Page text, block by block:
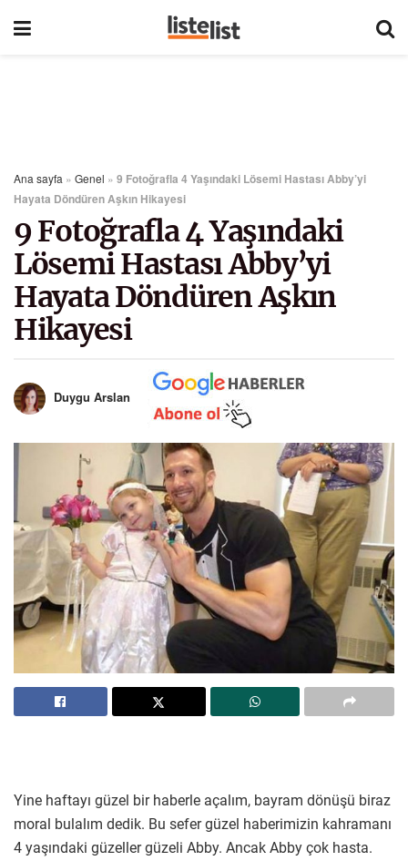
Ana sayfa » Genel » 9 Fotoğrafla 4 Yaşındaki Lösemi Hastası Abby’yi
Hayata Döndüren Aşkın Hikayesi
9 Fotoğrafla 4 Yaşındaki
Lösemi Hastası Abby’yi
Hayata Döndüren Aşkın
Hikayesi
Duygu Arslan
Yine haftayı güzel bir haberle açalım, bayram dönüşü biraz
moral bulalım dedik. Bu sefer güzel haberimizin kahramanı
4 yaşındaki güzeller güzeli Abby. Ancak Abby çok hasta.